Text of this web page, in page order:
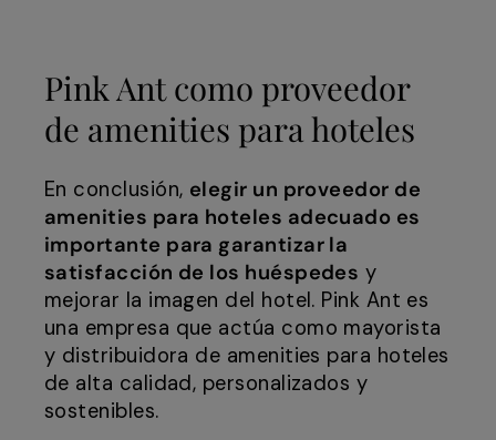
Pink Ant como proveedor
de amenities para hoteles
En conclusión, elegir un proveedor de
amenities para hoteles adecuado es
importante para garantizar la
satisfacción de los huéspedes y
mejorar la imagen del hotel. Pink Ant es
una empresa que actúa como mayorista
y distribuidora de amenities para hoteles
de alta calidad, personalizados y
sostenibles.